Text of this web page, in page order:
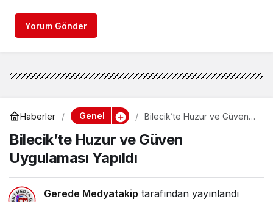
Yorum Gönder
Haberler Genel
Bilecik’te Huzur ve Güven
Bilecik’te Huzur ve Güven
Uygulaması Yapıldı
Gerede Medyatakip tarafından yayınlandı